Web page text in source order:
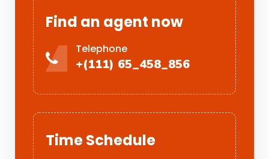
Find an agent now
Telephone
+(111) 65_458_856
Time Schedule